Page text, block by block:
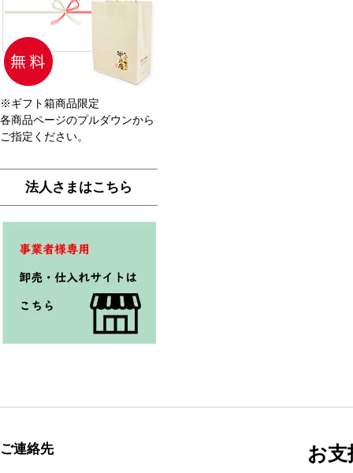
※ギフト箱商品限定
各商品ページのプルダウンから
ご指定ください。
法人さまはこちら
ご連絡先 お支